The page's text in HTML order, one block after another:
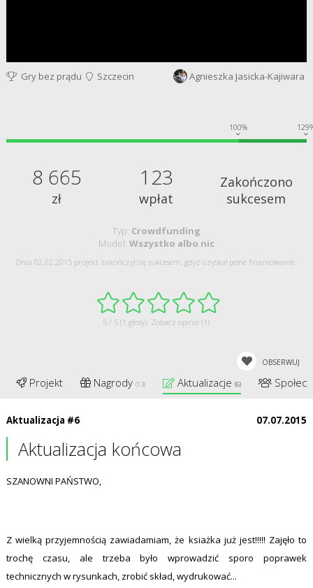
Gry bez prądu Szczecin Agnieszka Jasicka-Kajiwara
100%
8 665
zł
123
wpłat
Zakończono
sukcesem
Typ: Crowdfunding
Model: Wszystko albo nic
Dnia 02.02.2015 projekt zakończył się sukcesem, gdyż uzyskał pełne finansowanie.
5 / 5 (1 głosy). Zobacz opinie (1)
OBSERWUJ
Projekt Nagrody(13) Aktualizacje(6)
Aktualizacja #6 07.07.2015
Aktualizacja końcowa
SZANOWNI PAŃSTWO,
Z wielką przyjemnością zawiadamiam, że ksiażka już jest!!!!! Zajęło to
trochę czasu, ale trzeba było wprowadzić sporo poprawek
technicznych w rysunkach, zrobić skład, wydrukować...